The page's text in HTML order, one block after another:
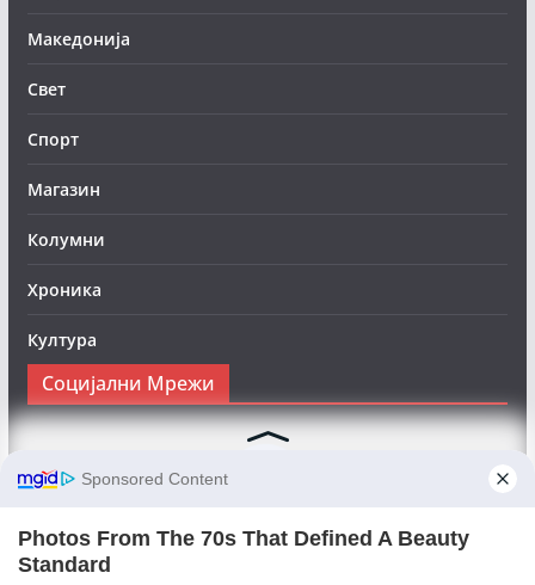
Македонија
Свет
Спорт
Магазин
Колумни
Хроника
Култура
Социјални Мрежи
Следете нè на Фејсбук за да сте во тек со најновите